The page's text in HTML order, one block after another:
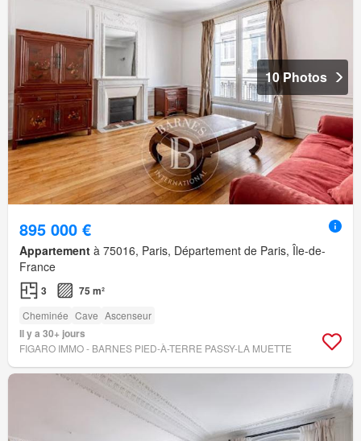
10 Photos
895 000 €
Appartement à 75016, Paris, Département de Paris, Île-de-
France
3 75 m²
Cheminée Cave Ascenseur
Il y a 30+ jours
FIGARO IMMO - BARNES PIED-À-TERRE PASSY-LA MUETTE